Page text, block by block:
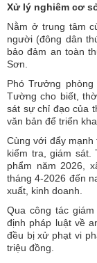
Xử lý nghiêm cơ
Nằm ở trung tâm
người (đông dân
bảo đảm an toàn
Sơn.
Phó Trưởng
Tường cho biết,
sát sự chỉ đạo của
văn bản để triển
Cùng với đẩy mạnh
kiểm tra, giám sát.
phẩm năm 2026,
tháng 4-2026 đến
xuất, kinh doanh.
Qua công tác
định pháp luật về
đều bị xử phạt vi
triệu đồng.